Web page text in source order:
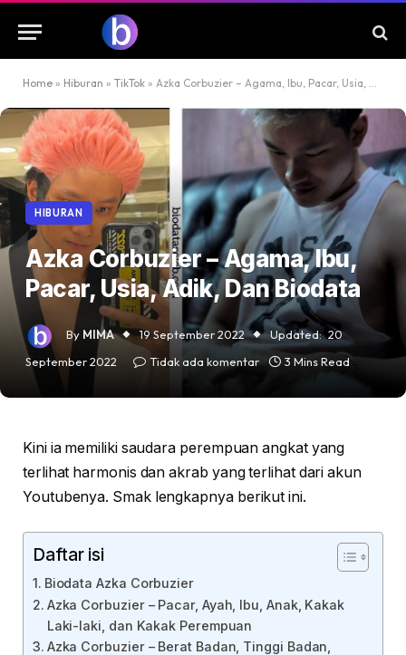
Home » Hiburan » TikTok » Azka Corbuzier – Agama, Ibu, Pacar, Usia, Adik, Dan Biodata
HIBURAN
Azka Corbuzier – Agama, Ibu,
Pacar, Usia, Adik, Dan Biodata
By MIMA 19 September 2022 Updated: 20
September 2022
Tidak ada komentar 3 Mins Read
Kini ia memiliki saudara perempuan angkat yang
terlihat harmonis dan akrab yang terlihat dari akun
Youtubenya. Smak lengkapnya berikut ini.
Daftar isi
Biodata Azka Corbuzier
Azka Corbuzier – Pacar, Ayah, Ibu, Anak, Kakak
Laki-laki, dan Kakak Perempuan
Azka Corbuzier – Berat Badan, Tinggi Badan,